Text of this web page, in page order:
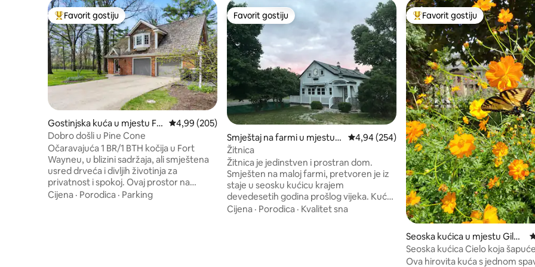
Glavni favorit gostiju
Favorit gostiju
Gostinjska kuća u mjestu Fo
rt Wayne
Prosječna ocjena: 4,99 od 5, recenzija: 205
4,99 (205)
Dobro došli u Pine Cone
Očaravajuća 1 BR/1 BTH kočija u Fort
Wayneu, u blizini sadržaja, ali smještena
usred drveća i divljih životinja za
privatnost i spokoj. Ovaj prostor na
drugom spratu nalazi se nekoliko minuta
Cijena · Porodica · Parking
Favorit gostiju
Favorit gostiju
Smještaj na farmi u mjestu
Ottawa
Prosječna ocjena: 4,94 od 5, recenzija: 254
4,94 (254)
Žitnica
Žitnica je jedinstven i prostran dom.
Smješten na maloj farmi, pretvoren je iz
staje u seosku kućicu krajem
devedesetih godina prošlog vijeka. Kućni
ljubimci su dozvoljeni (uz naknadu), a naši
Cijena · Porodica · Kvalitet sna
Glavni favorit gostiju
Favorit gostiju
Seoska kućica u mjestu Gilbo
a
Seoska kućica Cielo koja
riječnom selu.
Ova hirovita kuća s jednom